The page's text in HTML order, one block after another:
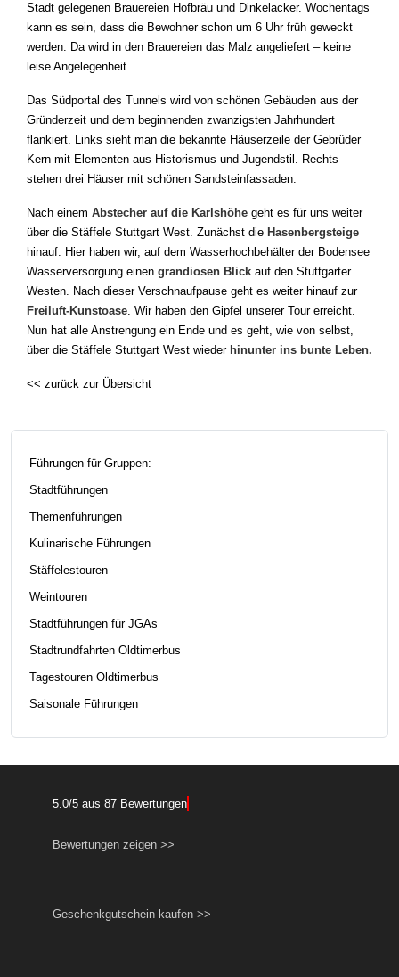
Stadt gelegenen Brauereien Hofbräu und Dinkelacker. Wochentags
kann es sein, dass die Bewohner schon um 6 Uhr früh geweckt
werden. Da wird in den Brauereien das Malz angeliefert – keine
leise Angelegenheit.
Das Südportal des Tunnels wird von schönen Gebäuden aus der
Gründerzeit und dem beginnenden zwanzigsten Jahrhundert
flankiert. Links sieht man die bekannte Häuserzeile der Gebrüder
Kern mit Elementen aus Historismus und Jugendstil. Rechts
stehen drei Häuser mit schönen Sandsteinfassaden.
Nach einem Abstecher auf die Karlshöhe geht es für uns weiter
über die Stäffele Stuttgart West. Zunächst die Hasenbergsteige
hinauf. Hier haben wir, auf dem Wasserhochbehälter der Bodensee
Wasserversorgung einen grandiosen Blick auf den Stuttgarter
Westen. Nach dieser Verschnaufpause geht es weiter hinauf zur
Freiluft-Kunstoase. Wir haben den Gipfel unserer Tour erreicht.
Nun hat alle Anstrengung ein Ende und es geht, wie von selbst,
über die Stäffele Stuttgart West wieder hinunter ins bunte Leben.
<< zurück zur Übersicht
Führungen für Gruppen:
Stadtführungen
Themenführungen
Kulinarische Führungen
Stäffelestouren
Weintouren
Stadtführungen für JGAs
Stadtrundfahrten Oldtimerbus
Tagestouren Oldtimerbus
Saisonale Führungen
5.0/5 aus 87Bewertungen
Bewertungen zeigen >>
Geschenkgutschein kaufen >>